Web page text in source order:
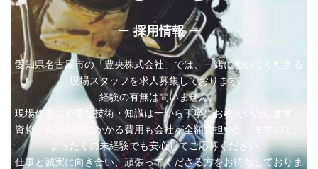
ー採用情報ー
愛知県名古屋市の「豊央株式会社」では、一緒に働いてくださる
現場スタッフを求人募集しております。
経験の有無は問いません。
現場作業に必要な技術・知識は一から丁寧にお教えいたします。
資格・免許取得にかかる費用も会社が全額負担いたしますので、
まったくの未経験でも安心してご応募ください。
仕事と誠実に向き合い、頑張ってくださる方をお待ちしておりま